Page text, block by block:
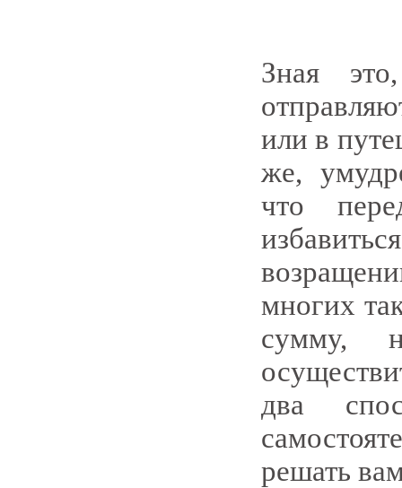
Зная
или в
же,
что
многих
сумму,
два
решать